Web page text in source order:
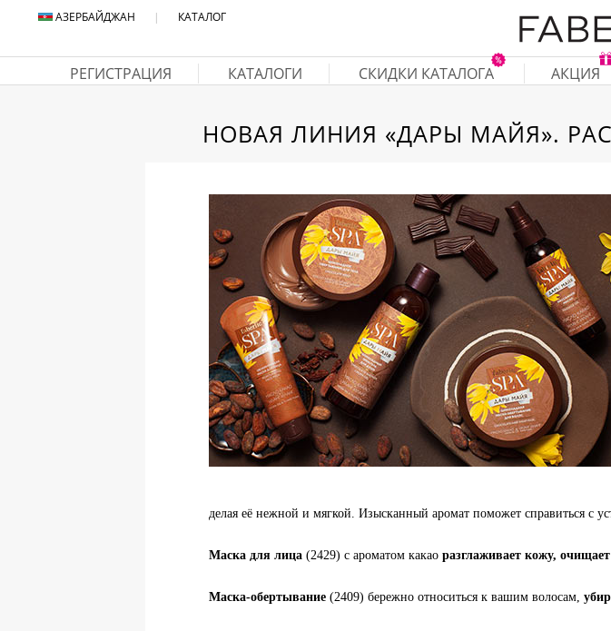
АЗЕРБАЙДЖАН | КАТАЛОГ
РЕГИСТРАЦИЯ КАТАЛОГИ СКИДКИ КАТАЛОГА АКЦИЯ
НОВАЯ ЛИНИЯ «ДАРЫ МАЙЯ».
делая её нежной и мягкой. Изысканный аромат поможет справиться с
Маска для лица (2429) с ароматом какао разглаживает кожу,
Маска-обертывание (2409) бережно относиться к вашим волосам,